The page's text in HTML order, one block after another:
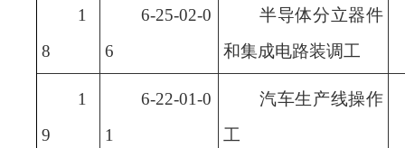
1
8
6-25-02-0
6
半导体分立器件
和集成电路装调工
1
9
6-22-01-0
1
汽车生产线操作
工